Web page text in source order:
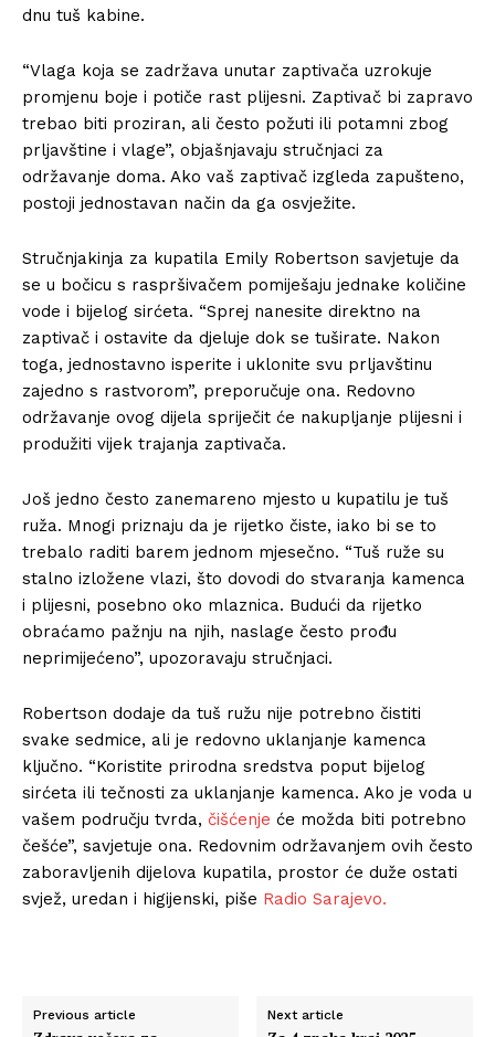
dnu tuš kabine.
“Vlaga koja se zadržava unutar zaptivača uzrokuje
promjenu boje i potiče rast plijesni. Zaptivač bi zapravo
trebao biti proziran, ali često požuti ili potamni zbog
prljavštine i vlage”, objašnjavaju stručnjaci za
održavanje doma. Ako vaš zaptivač izgleda zapušteno,
postoji jednostavan način da ga osvježite.
Stručnjakinja za kupatila Emily Robertson savjetuje da
se u bočicu s raspršivačem pomiješaju jednake količine
vode i bijelog sirćeta. “Sprej nanesite direktno na
zaptivač i ostavite da djeluje dok se tuširate. Nakon
toga, jednostavno isperite i uklonite svu prljavštinu
zajedno s rastvorom”, preporučuje ona. Redovno
održavanje ovog dijela spriječit će nakupljanje plijesni i
produžiti vijek trajanja zaptivača.
Još jedno često zanemareno mjesto u kupatilu je tuš
ruža. Mnogi priznaju da je rijetko čiste, iako bi se to
trebalo raditi barem jednom mjesečno. “Tuš ruže su
stalno izložene vlazi, što dovodi do stvaranja kamenca
i plijesni, posebno oko mlaznica. Budući da rijetko
obraćamo pažnju na njih, naslage često prođu
neprimijećeno”, upozoravaju stručnjaci.
Robertson dodaje da tuš ružu nije potrebno čistiti
svake sedmice, ali je redovno uklanjanje kamenca
ključno. “Koristite prirodna sredstva poput bijelog
sirćeta ili tečnosti za uklanjanje kamenca. Ako je voda u
vašem području tvrda, čišćenje će možda biti potrebno
češće”, savjetuje ona. Redovnim održavanjem ovih često
zaboravljenih dijelova kupatila, prostor će duže ostati
svjež, uredan i higijenski, piše Radio Sarajevo.
Previous article Next article